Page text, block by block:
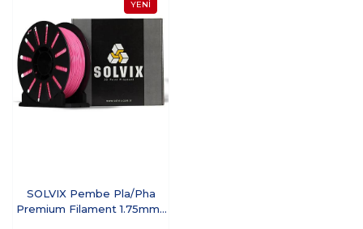
SOLVIX Pembe Pla/Pha
Premium Filament 1.75mm 1